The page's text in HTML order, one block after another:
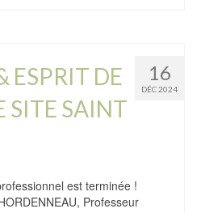
16
DÉC 2024
ESPRIT DE
SITE SAINT
est terminée !
Professeur